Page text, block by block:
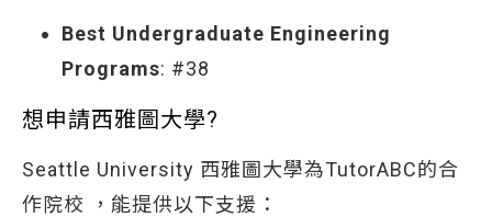
Best Undergraduate Engineering
Programs: #38
想申請西雅圖大學?
Seattle University 西雅圖大學為TutorABC的合
作院校 ，能提供以下支援：